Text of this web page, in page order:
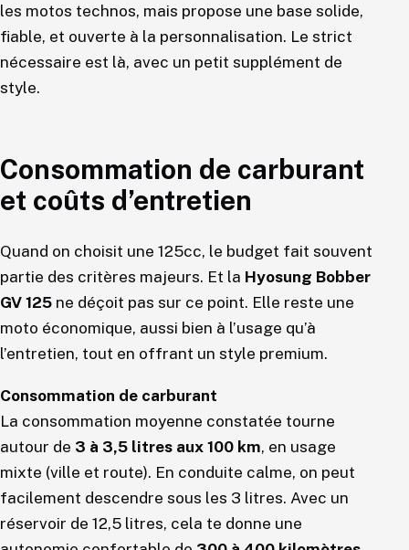
les motos technos, mais propose une base solide,
fiable, et ouverte à la personnalisation. Le strict
nécessaire est là, avec un petit supplément de
style.
Consommation de carburant
et coûts d’entretien
Quand on choisit une 125cc, le budget fait souvent
partie des critères majeurs. Et la Hyosung Bobber
GV 125 ne déçoit pas sur ce point. Elle reste une
moto économique, aussi bien à l’usage qu’à
l’entretien, tout en offrant un style premium.
Consommation de carburant
La consommation moyenne constatée tourne
autour de 3 à 3,5 litres aux 100 km, en usage
mixte (ville et route). En conduite calme, on peut
facilement descendre sous les 3 litres. Avec un
réservoir de 12,5 litres, cela te donne une